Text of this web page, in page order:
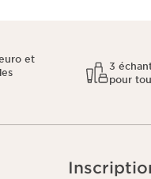
et
3
pour